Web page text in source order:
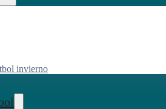
invierno